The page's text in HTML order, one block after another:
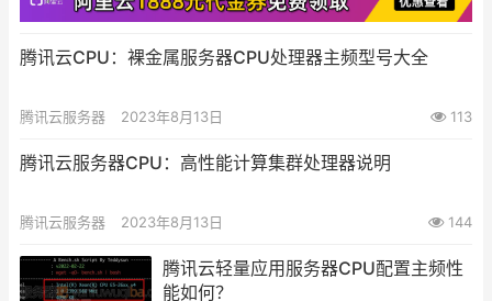
腾讯云CPU：裸金属服务器CPU处理器主频型号大全
腾讯云服务器 2023年8月13日 113
腾讯云服务器CPU：高性能计算集群处理器说明
腾讯云服务器 2023年8月13日 144
腾讯云轻量应用服务器CPU配置主频性
能如何？